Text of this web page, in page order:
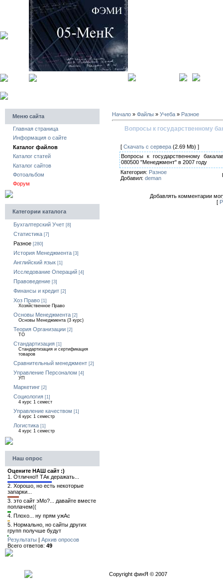
Меню сайта
Главная страница
Информация о сайте
Каталог файлов
Каталог статей
Каталог сайтов
Фотоальбом
Форум
Категории каталога
Бухгалтерский Учет [8]
Статистика [7]
Разное [280]
История Менеджмента [3]
Английский язык [1]
Исследование Операций [4]
Правоведение [3]
Финансы и кредит [2]
Хоз Право [1]
Хозяйственное Право
Основы Менеджмента [2]
Основы Менеджмента (3 курс)
Теория Организации [2]
ТО
Стандартизация [1]
Стандартизация и сертификация
товаров
Сравнительный менеджмент [2]
Управление Персоналом [4]
УП
Маркетинг [2]
Социология [1]
4 курс 1 семест
Управление качеством [1]
4 курс 1 семестр
Логистика [1]
4 курс 1 семестр
Наш опрос
Оцените НАШ сайт :)
1. Отлично!! ТАк деражать...
2. Хорошо, но есть некоторые
запарки...
3. это сайт эМо?... давайте вместе
поплачем((
4. Плохо... ну прям ужАс
5. Нормально, но сайты других
групп получше будут
Результаты | Архив опросов
Всего ответов: 49
Начало » Файлы » Учеба » Разное
Вопросы к государственному
[ Скачать с сервера (2.69 Mb) ]
Вопросы к государственному
080500 "Менеджмент" в 2007 году
Категория: Разное
Добавил: deman
Добавлять комментарии
[
Copyright финЯ © 2007